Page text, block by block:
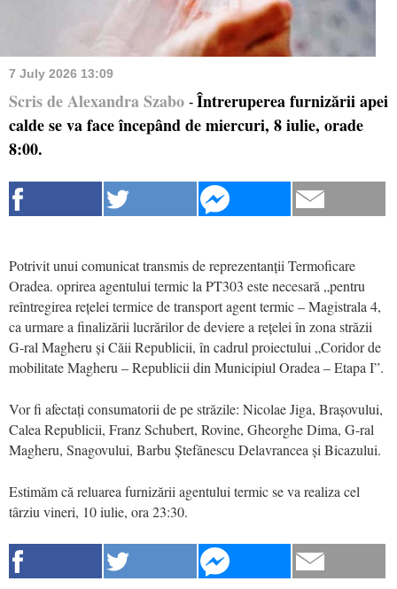
7 July 2026 13:09
Scris de Alexandra Szabo - Întreruperea furnizării apei
calde se va face începând de miercuri, 8 iulie, orade
8:00.
Potrivit unui comunicat transmis de reprezentanții Termoficare
Oradea. oprirea agentului termic la PT303 este necesară „pentru
reîntregirea rețelei termice de transport agent termic – Magistrala 4,
ca urmare a finalizării lucrărilor de deviere a rețelei în zona străzii
G-ral Magheru și Căii Republicii, în cadrul proiectului „Coridor de
mobilitate Magheru – Republicii din Municipiul Oradea – Etapa I”.
Vor fi afectați consumatorii de pe străzile: Nicolae Jiga, Brașovului,
Calea Republicii, Franz Schubert, Rovine, Gheorghe Dima, G-ral
Magheru, Snagovului, Barbu Ștefănescu Delavrancea și Bicazului.
Estimăm că reluarea furnizării agentului termic se va realiza cel
târziu vineri, 10 iulie, ora 23:30.